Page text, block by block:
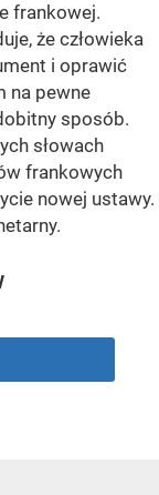
frankowej.
że człowieka
i oprawić
na pewne
sposób.
słowach
frankowych
nowej ustawy.